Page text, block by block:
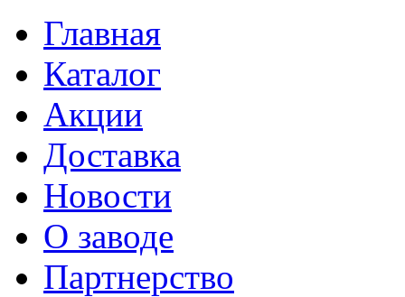
Главная
Каталог
Акции
Доставка
Новости
О заводе
Партнерство